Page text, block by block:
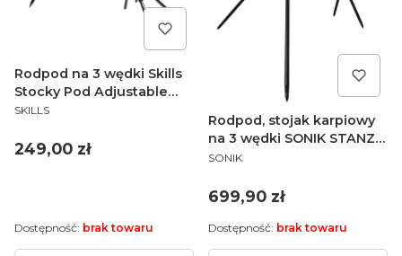
Rodpod na 3 wędki Skills
Stocky Pod Adjustable
czarny
PRODUCENT
SKILLS
Cena
249,00 zł
Dostępność: brak towaru
Rodpod, stojak karpiowy
na 3 wędki SONIK STANZ 3
ROD POD
PRODUCENT
SONIK
Cena
699,90 zł
Dostępność: brak towaru